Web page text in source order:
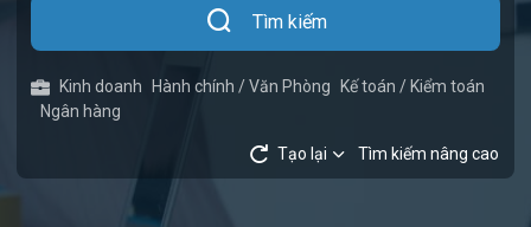
Tìm kiếm
Kinh doanh Hành chính / Văn Phòng
Kế toán / Kiểm toán
Ngân hàng
Tạo lại Tìm kiếm nâng cao